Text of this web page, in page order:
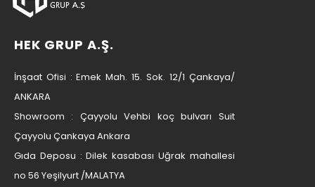
HEK GRUP A.Ş.
İnşaat Ofisi : Emek Mah. 15. Sok. 12/1 Çankaya/
ANKARA
Showroom : Çayyolu Vehbi koç bulvarı Suit
Çayyolu Çankaya Ankara
Gıda Deposu : Dilek kasabası Uğrak mahallesi
no 56 Yeşilyurt /MALATYA